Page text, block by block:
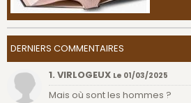
DERNIERS COMMENTAIRES
1. VIRLOGEUX Le 01/03/2025
Mais où sont les hommes ?